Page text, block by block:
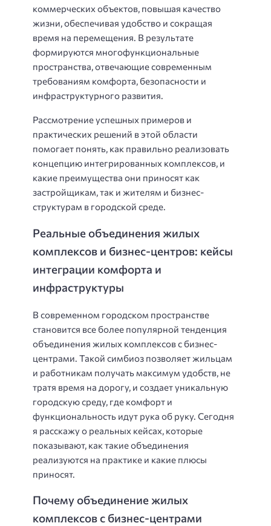
коммерческих объектов, повышая качество
жизни, обеспечивая удобство и сокращая
время на перемещения. В результате
формируются многофункциональные
пространства, отвечающие современным
требованиям комфорта, безопасности и
инфраструктурного развития.
Рассмотрение успешных примеров и
практических решений в этой области
помогает понять, как правильно реализовать
концепцию интегрированных комплексов, и
какие преимущества они приносят как
застройщикам, так и жителям и бизнес-
структурам в городской среде.
Реальные объединения жилых
комплексов и бизнес-центров: кейсы
интеграции комфорта и
инфраструктуры
В современном городском пространстве
становится все более популярной тенденция
объединения жилых комплексов с бизнес-
центрами. Такой симбиоз позволяет жильцам
и работникам получать максимум удобств, не
тратя время на дорогу, и создает уникальную
городскую среду, где комфорт и
функциональность идут рука об руку. Сегодня
я расскажу о реальных кейсах, которые
показывают, как такие объединения
реализуются на практике и какие плюсы
приносят.
Почему объединение жилых
комплексов с бизнес-центрами